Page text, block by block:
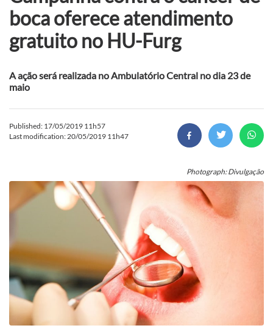
boca oferece atendimento
gratuito no HU-Furg
A ação será realizada no Ambulatório Central no dia 23 de
maio
Published: 17/05/2019 11h57
Last modification: 20/05/2019 11h47
Photograph: Divulgação